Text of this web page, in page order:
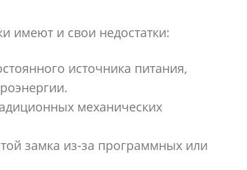
имеют и свои недостатки:
источника питания,
механических
замка из-за программных или